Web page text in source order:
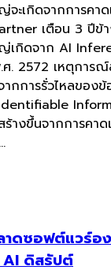
ะเกิดจากการคาด
เตือน 3 ปีข้า
เกิดจาก AI
. 2572 เหตุการณ์
ากการรั่วไหลของ
างขึ้นจากการคา
ดซอฟต์แวร์อ
AI ดิสรัปต์